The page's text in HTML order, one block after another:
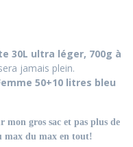
30L ultra léger, 700g à
jamais plein.
50+10 litres bleu
mon gros sac et pas plus de
du max en tout!